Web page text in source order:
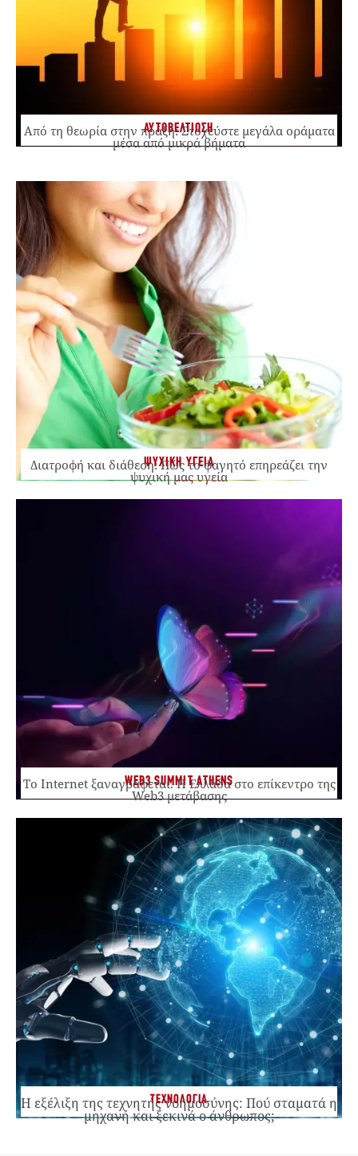
ΑΥΤΟΒΕΛΤΙΩΣΗ
Από τη θεωρία στην πράξη: Στοχεύστε μεγάλα οράματα
μέσα από μικρά βήματα
ΨΥΧΙΚΗ ΥΓΕΙΑ
Διατροφή και διάθεση: Πώς το φαγητό επηρεάζει την
ψυχική μας υγεία
WEB3 SUMMIT ATHENS
Το Internet ξαναγράφεται. Η Ελλάδα στο επίκεντρο της
Web3 μετάβασης
ΤΕΧΝΟΛΟΓΙΑ
Η εξέλιξη της τεχνητής νοημοσύνης: Πού σταματά η
μηχανή και ξεκινά ο άνθρωπος;